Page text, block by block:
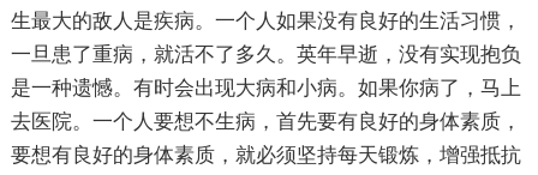
生最大的敌人是疾病。一个人如果没有良好的生活习惯，
一旦患了重病，就活不了多久。英年早逝，没有实现抱负
是一种遗憾。有时会出现大病和小病。如果你病了，马上
去医院。一个人要想不生病，首先要有良好的身体素质，
要想有良好的身体素质，就必须坚持每天锻炼，增强抵抗